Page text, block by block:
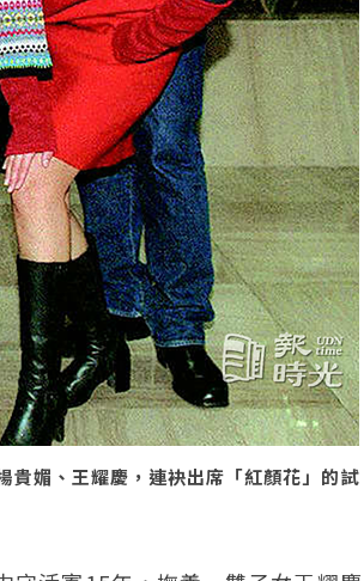
貴媚、王耀慶，連袂出席「紅顏花」的試